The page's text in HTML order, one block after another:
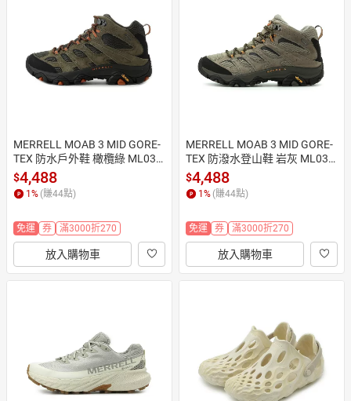
MERRELL MOAB 3 MID GORE-
TEX 防水戶外鞋 橄欖綠 ML035
791 男鞋
$4,488
1% (賺44點)
免運 券 滿3000折270
放入購物車
MERRELL MOAB 3 MID GORE-
TEX 防潑水登山鞋 岩灰 ML035
793 男鞋
$4,488
1% (賺44點)
免運 券 滿3000折270
放入購物車